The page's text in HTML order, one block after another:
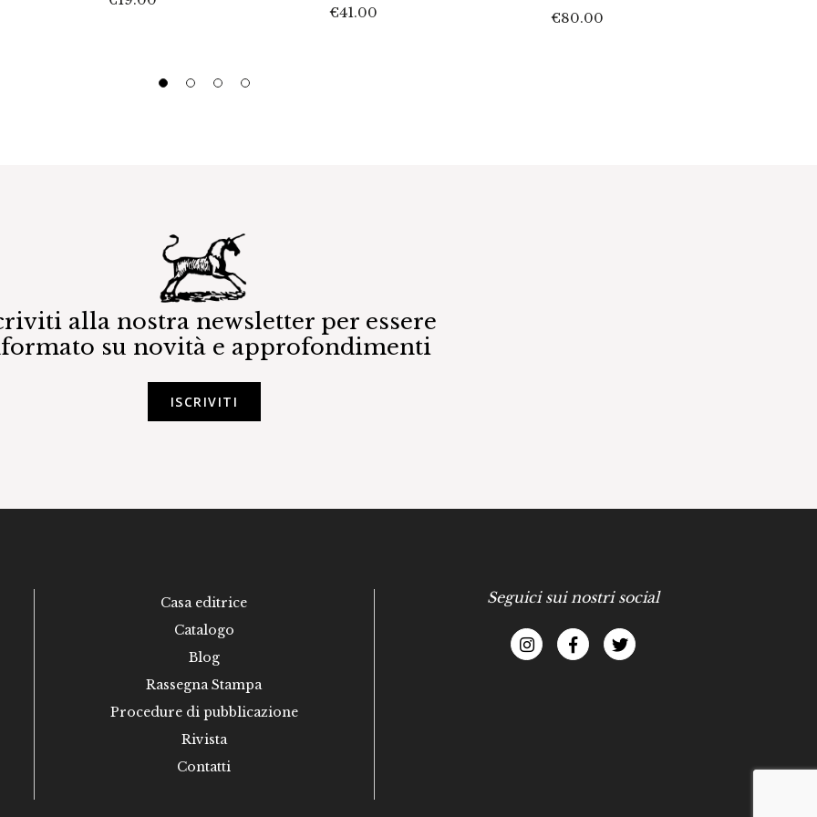
€41.00 €80.00
alla nostra newsletter per essere
su novità e approfondimenti
ISCRIVITI
Casa editrice
Catalogo
Blog
Rassegna Stampa
Procedure di pubblicazione
Rivista
Contatti
Seguici sui nostri social